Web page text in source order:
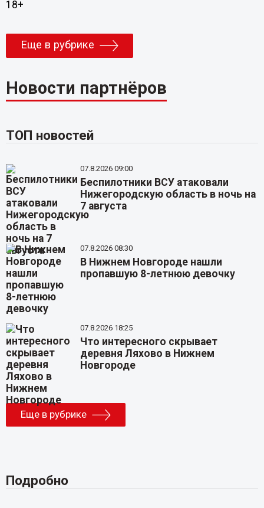
18+
Еще в рубрике
Новости партнёров
ТОП новостей
07.8.2026 09:00
Беспилотники ВСУ атаковали
Нижегородскую область в ночь на
7 августа
07.8.2026 08:30
В Нижнем Новгороде нашли
пропавшую 8-летнюю девочку
07.8.2026 18:25
Что интересного скрывает
деревня Ляхово в Нижнем
Новгороде
Еще в рубрике
Подробно